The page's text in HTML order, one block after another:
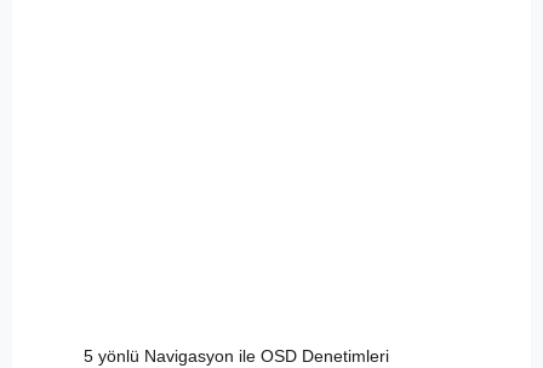
5 yönlü Navigasyon ile OSD Denetimleri